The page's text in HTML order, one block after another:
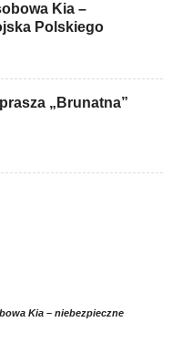
Kia –
Polskiego
„Brunatna”
Kia – niebezpieczne